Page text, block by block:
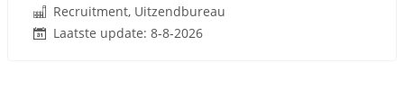
Recruitment, Uitzendbureau
Laatste update: 8-8-2026